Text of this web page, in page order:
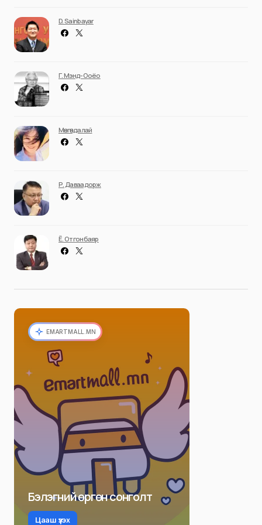
D. Sainbayar
Г. Мэнд-Ооёо
Мөнгөндалай
Р. Даваадорж
Ё. Отгонбаяр
EMARTMALL.MN
Бэлэгний өргөн сонголт
Цааш үзэх